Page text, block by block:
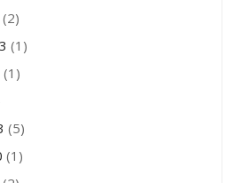
(2)
(1)
(1)
(5)
(1)